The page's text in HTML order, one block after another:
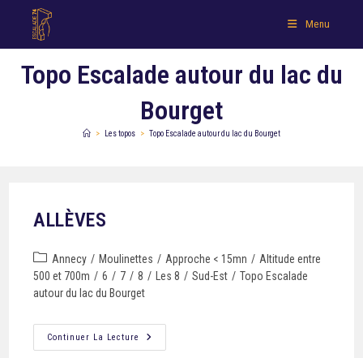
Menu
Topo Escalade autour du lac du
Bourget
> Les topos > Topo Escalade autour du lac du Bourget
ALLÈVES
Annecy / Moulinettes / Approche < 15mn / Altitude entre
500 et 700m / 6 / 7 / 8 / Les 8 / Sud-Est / Topo Escalade
autour du lac du Bourget
Continuer La Lecture